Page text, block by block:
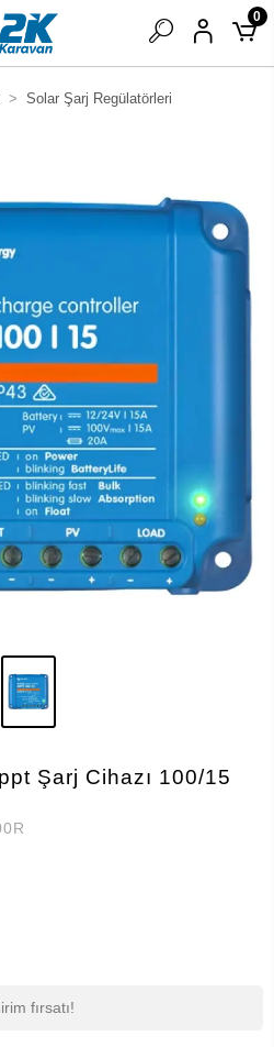
0
Solar Şarj Regülatörleri
Şarj Cihazı 100/15
fırsatı!